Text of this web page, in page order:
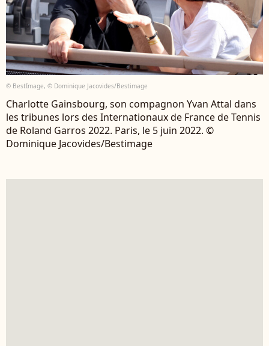
© BestImage, © Dominique Jacovides/Bestimage
Charlotte Gainsbourg, son compagnon Yvan Attal dans
les tribunes lors des Internationaux de France de Tennis
de Roland Garros 2022. Paris, le 5 juin 2022. ©
Dominique Jacovides/Bestimage